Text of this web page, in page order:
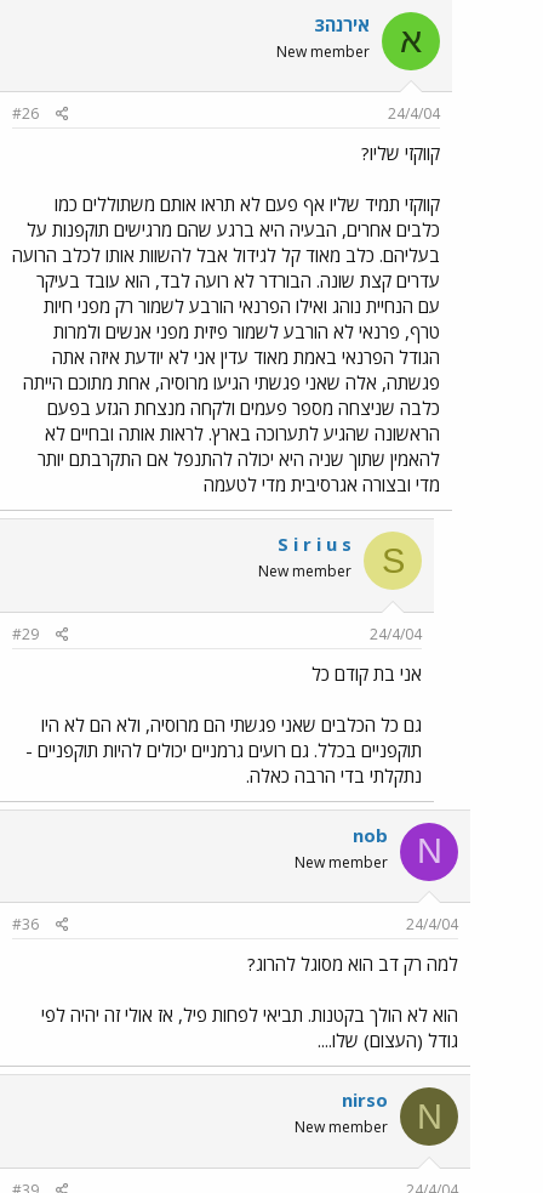
א אירנה3
New member
24/4/04
#26
קווקזי שליו?
קווקזי תמיד שליו אף פעם לא תראו אותם משתוללים כמו
כלבים אחרים, הבעיה היא ברגע שהם מרגישים תוקפנות על
בעליהם. כלב מאוד קל לגידול אבל להשוות אותו לכלב הרועה
עדרים קצת שונה. הבורדר לא רועה לבד, הוא עובד בעיקר
עם הנחיית נוהג ואילו הפרנאי הורבע לשמור רק מפני חיות
טרף, פרנאי לא הורבע לשמור פיזית מפני אנשים ולמרות
הגודל הפרנאי באמת מאוד עדין אני לא יודעת איזה אתה
פגשתה, אלה שאני פגשתי הגיעו מרוסיה, אחת מתוכם הייתה
כלבה שניצחה מספר פעמים ולקחה מנצחת הגזע בפעם
הראשונה שהגיע לתערוכה בארץ. לראות אותה ובחיים לא
להאמין שתוך שניה היא יכולה להתנפל אם התקרבתם יותר
מדי ובצורה אגרסיבית מדי לטעמה
S
S i r i u s
New member
24/4/04
#29
אני בת קודם כל
גם כל הכלבים שאני פגשתי הם מרוסיה, ולא הם לא היו
תוקפניים בכלל. גם רועים גרמניים יכולים להיות תוקפניים -
נתקלתי בדי הרבה כאלה.
N
nob
New member
24/4/04
#36
למה רק דב הוא מסוגל להרוג?
הוא לא הולך בקטנות. תביאי לפחות פיל, אז אולי זה יהיה לפי
גודל (העצום) שלו....
N
nirso
New member